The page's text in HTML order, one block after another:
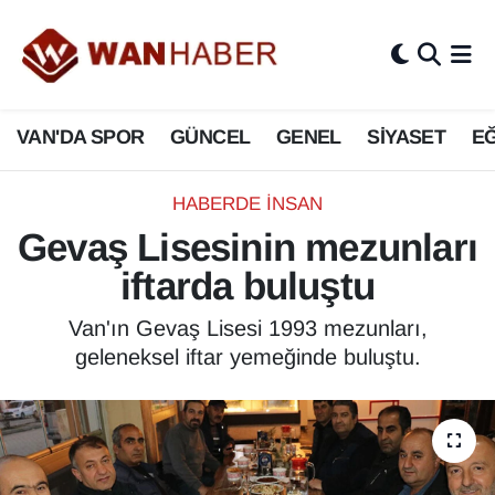
VAN'DA SPOR GÜNCEL GENEL SİYASET
HABERDE İNSAN
Gevaş Lisesinin mezunları
iftarda buluştu
Van'ın Gevaş Lisesi 1993 mezunları,
geleneksel iftar yemeğinde buluştu.
3.SAYFA
ASAYİŞ
BİLİM VE TEKNOLOJİ
Biyografi
ÇEVRE
Deprem
Dernekler, Odalar
Van Nöbetçi Eczaneler
Van Hava Durumu
Van Namaz Vakitleri
Van Trafik Yoğunluk Haritası
Süper Lig Puan Durumu ve Fikstür
Tüm Manşetler
Son Dakika Haberleri
Haber Arşivi